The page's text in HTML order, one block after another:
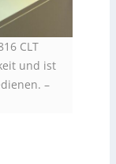
CLT
und ist
–